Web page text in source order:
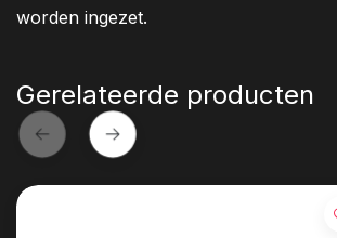
worden ingezet.
Gerelateerde producten